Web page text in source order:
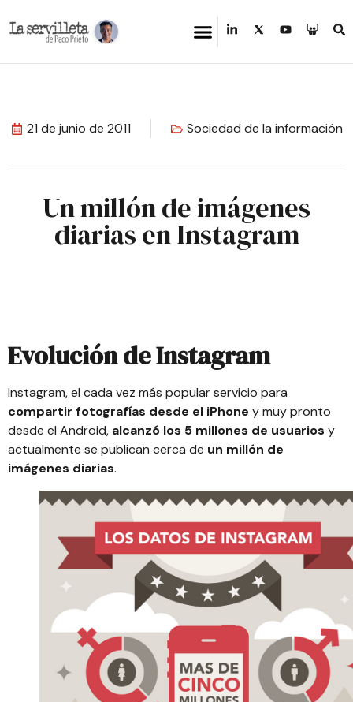
21 de junio de 2011 Sociedad de la información
Un millón de imágenes
diarias en Instagram
Evolución deInstagram
Instagram, el cada vez más popular servicio para
compartir fotografías desde el iPhone y muy pronto
desde el Android, alcanzó los 5 millones de usuarios y
actualmente se publican cerca de un millón de
imágenes diarias.